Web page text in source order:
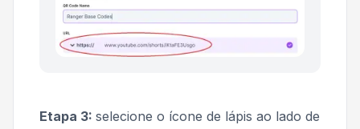
Etapa 3: selecione o ícone de lápis ao lado de